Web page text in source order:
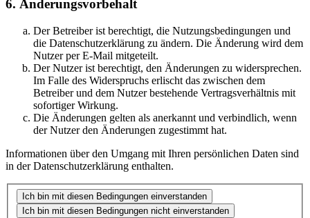
6. Änderungsvorbehalt
Der Betreiber ist berechtigt, die Nutzungsbedingungen und
die Datenschutzerklärung zu ändern. Die Änderung wird dem
Nutzer per E-Mail mitgeteilt.
Der Nutzer ist berechtigt, den Änderungen zu widersprechen.
Im Falle des Widerspruchs erlischt das zwischen dem
Betreiber und dem Nutzer bestehende Vertragsverhältnis mit
sofortiger Wirkung.
Die Änderungen gelten als anerkannt und verbindlich, wenn
der Nutzer den Änderungen zugestimmt hat.
Informationen über den Umgang mit Ihren persönlichen Daten sind
in der Datenschutzerklärung enthalten.